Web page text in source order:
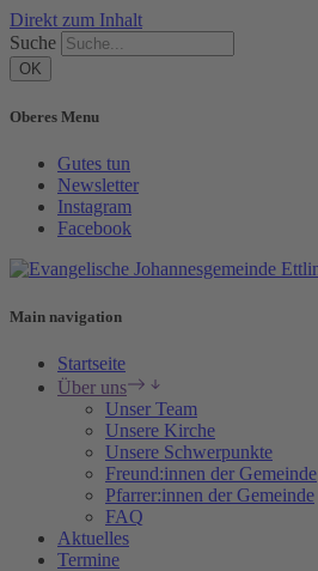
Direkt zum Inhalt
Suche
Oberes Menu
Gutes tun
Newsletter
Instagram
Facebook
Main navigation
Startseite
Über uns
Unser Team
Unsere Kirche
Unsere Schwerpunkte
Freund:innen der Gemeinde
Pfarrer:innen der Gemeinde
FAQ
Aktuelles
Termine